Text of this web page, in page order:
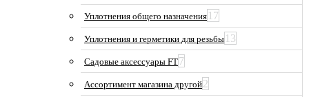
Уплотнения общего назначения 17
Уплотнения и герметики для резьбы 13
Садовые аксессуары FT7
Ассортимент магазина другой2